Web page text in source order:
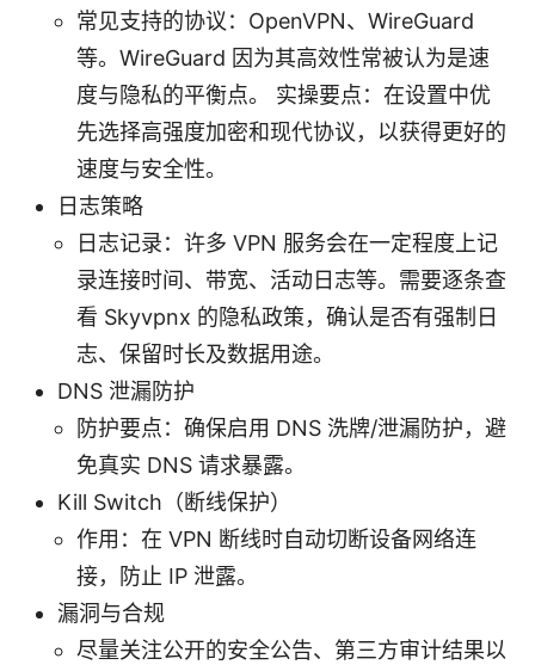
常见支持的协议：OpenVPN、WireGuard
等。WireGuard 因为其高效性常被认为是速
度与隐私的平衡点。 实操要点：在设置中优
先选择高强度加密和现代协议，以获得更好的
速度与安全性。
日志策略
日志记录：许多 VPN 服务会在一定程度上记
录连接时间、带宽、活动日志等。需要逐条查
看 Skyvpnx 的隐私政策，确认是否有强制日
志、保留时长及数据用途。
DNS 泄漏防护
防护要点：确保启用 DNS 洗牌/泄漏防护，避
免真实 DNS 请求暴露。
Kill Switch（断线保护）
作用：在 VPN 断线时自动切断设备网络连
接，防止 IP 泄露。
漏洞与合规
尽量关注公开的安全公告、第三方审计结果以